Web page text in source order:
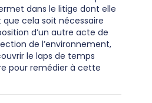
dans le litige dont elle
cela soit nécessaire
d’un autre acte de
de l’environnement,
le laps de temps
pour remédier à cette